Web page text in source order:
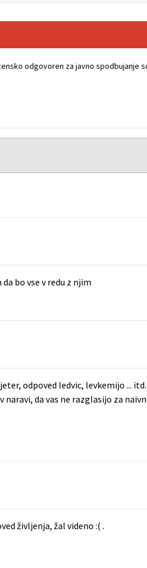
odgovoren za javno spodbujanje
bo vse v redu z njim
odpoved ledvic, levkemijo ...
da vas ne razglasijo za
življenja, žal videno :( .